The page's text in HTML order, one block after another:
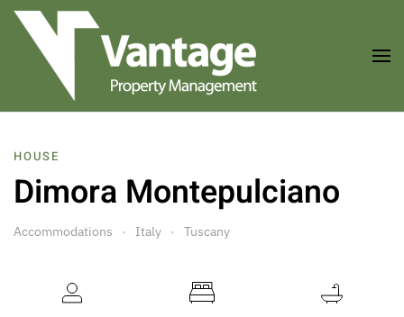
Skip to main content
HOUSE
Dimora Montepulciano
Accommodations Italy Tuscany